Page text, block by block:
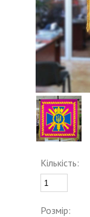
Кількість:
Розмір: